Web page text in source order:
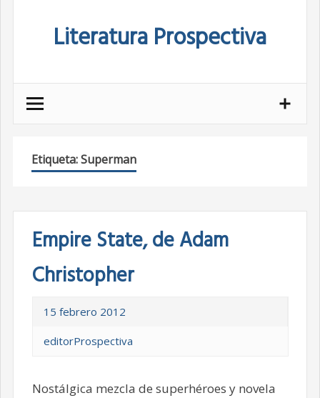
Literatura Prospectiva
Etiqueta:Superman
Empire State, de Adam
Christopher
15 febrero 2012
editorProspectiva
Nostálgica mezcla de superhéroes y novela